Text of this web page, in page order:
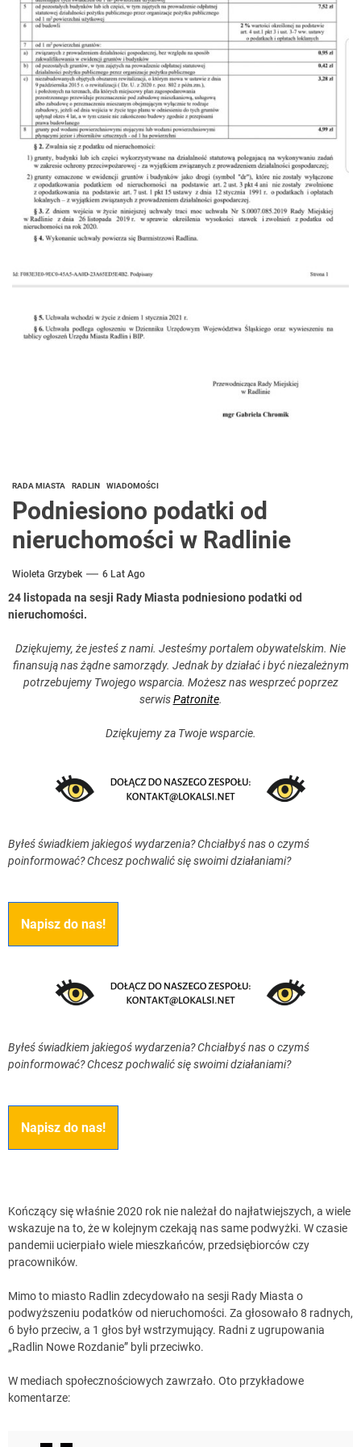
RADA MIASTA RADLIN WIADOMOŚCI
Podniesiono podatki od
nieruchomości w Radlinie
Wioleta Grzybek 6 Lat Ago
24 listopada na sesji Rady Miasta podniesiono podatki od
nieruchomości.
Dziękujemy, że jesteś z nami. Jesteśmy portalem obywatelskim. Nie
finansują nas żądne samorządy. Jednak by działać i być niezależnym
potrzebujemy Twojego wsparcia. Możesz nas wesprzeć poprzez
serwisPatronite.
Dziękujemy za Twoje wsparcie.
Byłeś świadkiem jakiegoś wydarzenia? Chciałbyś nas o czymś
poinformować? Chcesz pochwalić się swoimi działaniami?
Napisz do nas!
Byłeś świadkiem jakiegoś wydarzenia? Chciałbyś nas o czymś
poinformować? Chcesz pochwalić się swoimi działaniami?
Napisz do nas!
Kończący się właśnie 2020 rok nie należał do najłatwiejszych, a wiele
wskazuje na to, że w kolejnym czekają nas same podwyżki. W czasie
pandemii ucierpiało wiele mieszkańców, przedsiębiorców czy
pracowników.
Mimo to miasto Radlin zdecydowało na sesji Rady Miasta o
podwyższeniu podatków od nieruchomości. Za głosowało 8 radnych,
6 było przeciw, a 1 głos był wstrzymujący. Radni z ugrupowania
„Radlin Nowe Rozdanie” byli przeciwko.
W mediach społecznościowych zawrzało. Oto przykładowe
komentarze: